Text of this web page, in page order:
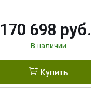
170 698 руб.
В наличии
Купить